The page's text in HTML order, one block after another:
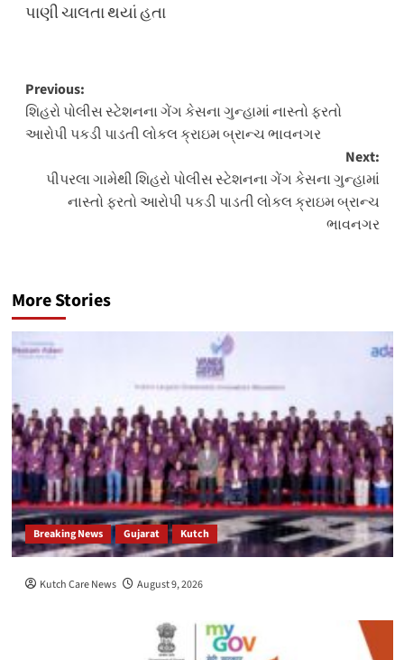
પાણી ચાલતા થયાં હતા
Post
navigation
Previous:
શિહરો પોલીસ સ્ટેશનના ગેંગ કેસના ગુન્હામાં નાસ્તો ફરતો
આરોપી પકડી પાડતી લોકલ ક્રાઇમ બ્રાન્ચ ભાવનગર
Next:
પીપરલા ગામેથી શિહરો પોલીસ સ્ટેશનના ગેંગ કેસના ગુન્હામાં
નાસ્તો ફરતો આરોપી પકડી પાડતી લોકલ ક્રાઇમ બ્રાન્ચ
ભાવનગર
More Stories
Breaking News Gujarat Kutch
Kutch Care News August 9, 2026